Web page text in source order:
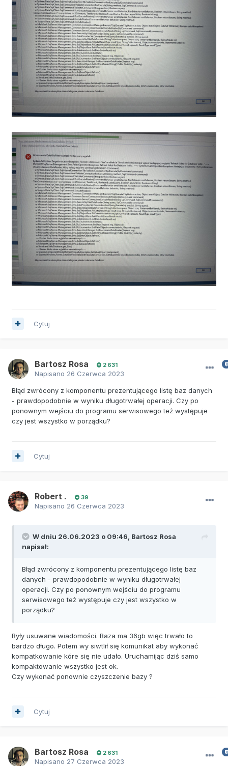
Cytuj
Bartosz Rosa 2 631
Napisano 26 Czerwca 2023
Błąd zwrócony z komponentu prezentującego listę baz danych
- prawdopodobnie w wyniku długotrwałej operacji. Czy po
ponownym wejściu do programu serwisowego też występuje
czy jest wszystko w porządku?
Cytuj
Robert . 39
Napisano 26 Czerwca 2023
W dniu 26.06.2023 o 09:46, Bartosz Rosa
napisał:
Błąd zwrócony z komponentu prezentującego listę baz
danych - prawdopodobnie w wyniku długotrwałej
operacji. Czy po ponownym wejściu do programu
serwisowego też występuje czy jest wszystko w
porządku?
Były usuwane wiadomości. Baza ma 36gb więc trwało to
bardzo długo. Potem wy siwtlił się komunikat aby wykonać
kompatkowanie kóre się nie udało. Uruchamijąc dziś samo
kompaktowanie wszystko jest ok.
Czy wykonać ponownie czyszczenie bazy ?
Cytuj
Bartosz Rosa 2 631
Napisano 27 Czerwca 2023